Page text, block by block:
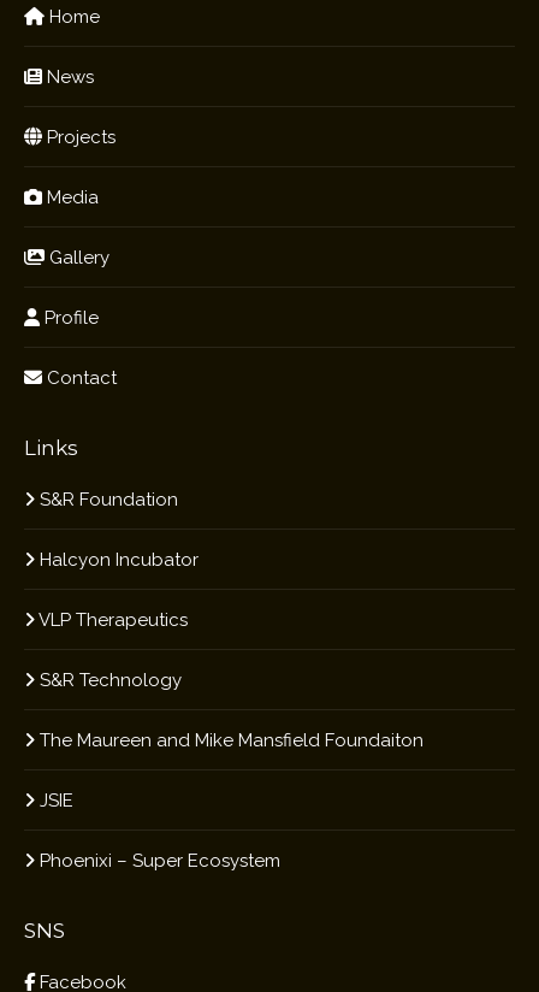
Home
News
Projects
Media
Gallery
Profile
Contact
Links
S&R Foundation
Halcyon Incubator
VLP Therapeutics
S&R Technology
The Maureen and Mike Mansfield Foundaiton
JSIE
Phoenixi – Super Ecosystem
SNS
Facebook